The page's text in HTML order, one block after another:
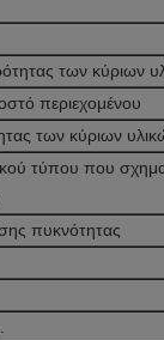
των κύριων
περιεχομένου
των κύριων
τύπου που
πυκνότητας